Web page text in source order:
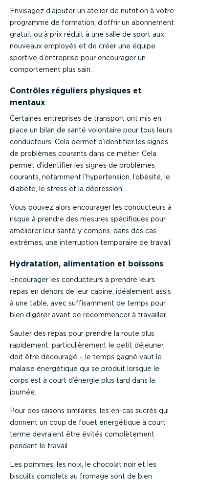
Envisagez d’ajouter un atelier de nutrition à votre
programme de formation, d’offrir un abonnement
gratuit ou à prix réduit à une salle de sport aux
nouveaux employés et de créer une équipe
sportive d’entreprise pour encourager un
comportement plus sain.
Contrôles réguliers physiques et
mentaux
Certaines entreprises de transport ont mis en
place un bilan de santé volontaire pour tous leurs
conducteurs. Cela permet d’identifier les signes
de problèmes courants dans ce métier. Cela
permet d’identifier les signes de problèmes
courants, notamment l’hypertension, l’obésité, le
diabète, le stress et la dépression.
Vous pouvez alors encourager les conducteurs à
risque à prendre des mesures spécifiques pour
améliorer leur santé y compris, dans des cas
extrêmes, une interruption temporaire de travail.
Hydratation, alimentation et boissons
Encourager les conducteurs à prendre leurs
repas en dehors de leur cabine, idéalement assis
à une table, avec suffisamment de temps pour
bien digérer avant de recommencer à travailler.
Sauter des repas pour prendre la route plus
rapidement, particulièrement le petit déjeuner,
doit être découragé – le temps gagné vaut le
malaise énergétique qui se produit lorsque le
corps est à court d’énergie plus tard dans la
journée.
Pour des raisons similaires, les en-cas sucrés qui
donnent un coup de fouet énergétique à court
terme devraient être évités complètement
pendant le travail.
Les pommes, les noix, le chocolat noir et les
biscuits complets au fromage sont de bien